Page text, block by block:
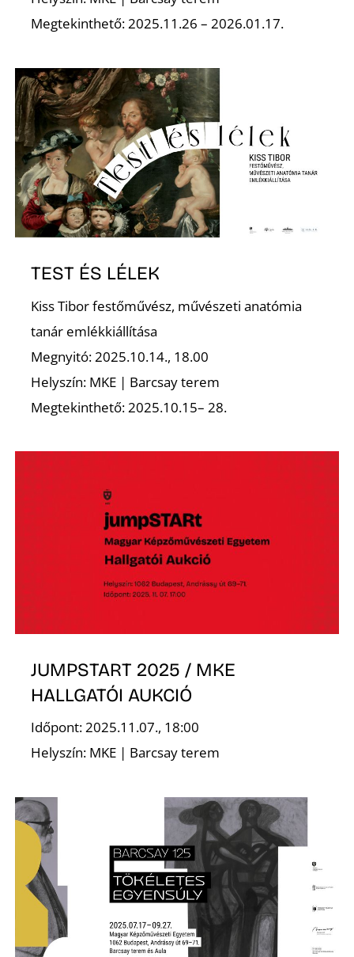
Megtekinthető: 2025.11.26 – 2026.01.17.
TEST ÉS LÉLEK
Kiss Tibor festőművész, művészeti anatómia
tanár emlékkiállítása
Megnyitó: 2025.10.14., 18.00
Helyszín: MKE | Barcsay terem
Megtekinthető: 2025.10.15– 28.
JUMPSTART 2025 / MKE
HALLGATÓI AUKCIÓ
Időpont: 2025.11.07., 18:00
Helyszín: MKE | Barcsay terem